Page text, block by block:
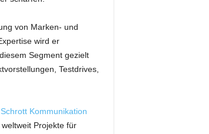
von Marken- und
wird er
Segment gezielt
Testdrives,
Kommunikation
Projekte für